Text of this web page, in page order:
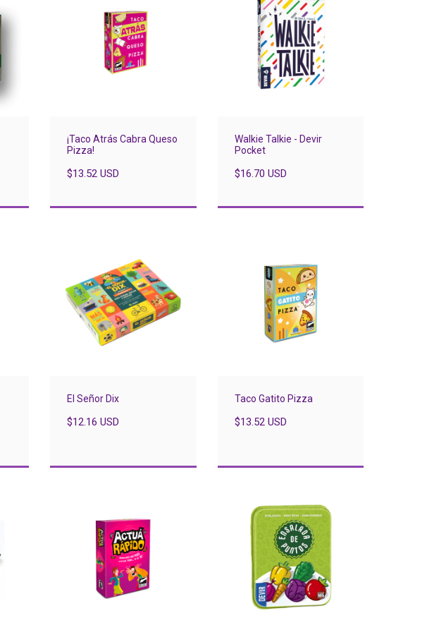
¡Taco Atrás Cabra Queso
Pizza!
$13.52 USD
Walkie Talkie - Devir
Pocket
$16.70 USD
El Señor Dix
$12.16 USD
Taco Gatito Pizza
$13.52 USD